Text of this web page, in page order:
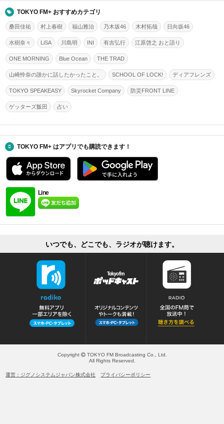
TOKYO FM+ おすすめカテゴリ
桑田佳祐 村上春樹 福山雅治 乃木坂46 木村拓哉 日向坂46
水樹奈々 LiSA 川島明 INI 有吉弘行 江原啓之 おと語り
ONE MORNING Blue Ocean THE TRAD
山崎怜奈の誰かに話したかったこと。 SCHOOL OF LOCK! ディアフレンズ
TOKYO SPEAKEASY Skyrocket Company 防災FRONT LINE
ゲッターズ飯田 占い
TOKYO FM+ はアプリでも購読できます！
Line
いつでも、どこでも、ラジオが聴けます。
Copyright
TOKYO FM Broadcasting Co., Ltd.
All Rights Reserved.
運営：ジグノシステムジャパン株式会社 プライバシーポリシー